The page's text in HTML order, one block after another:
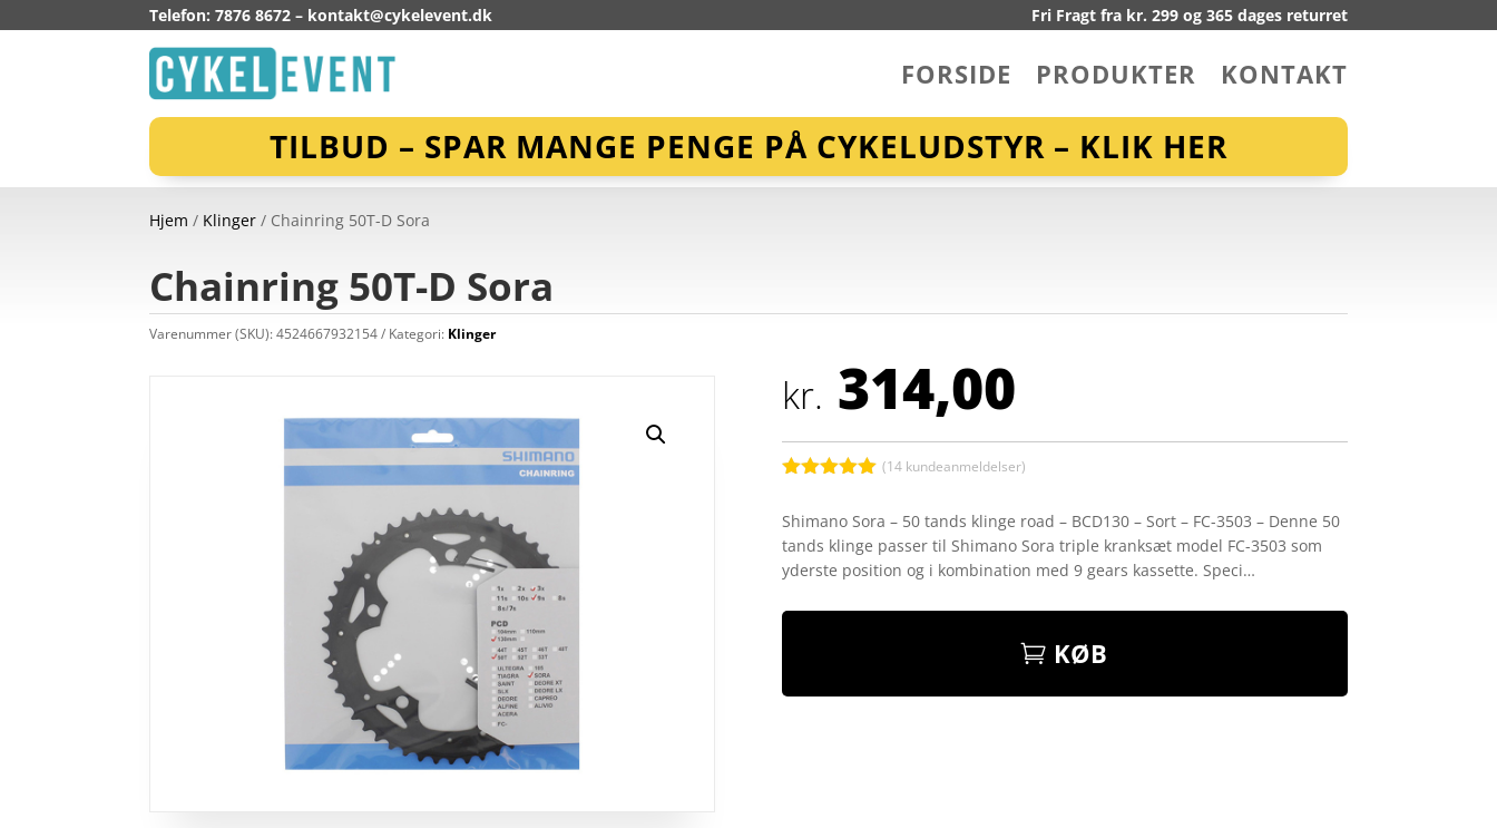
Telefon: 7876 8672 – kontakt@cykelevent.dk Fri Fragt fra kr. 299 og 365 dages returret
FORSIDE PRODUKTER KONTAKT
TILBUD – SPAR MANGE PENGE PÅ CYKELUDSTYR – KLIK HER
Hjem / Klinger / Chainring 50T-D Sora
Chainring 50T-D Sora
Varenummer (SKU):4524667932154 Kategori: Klinger
kr. 314,00
af 5
baseret på
kundebedøm
melser
(14kundeanmeldelser)
Shimano Sora – 50 tands klinge road – BCD130 – Sort – FC-3503 – Denne 50
tands klinge passer til Shimano Sora triple kranksæt model FC-3503 som
yderste position og i kombination med 9 gears kassette. Speci…
KØB